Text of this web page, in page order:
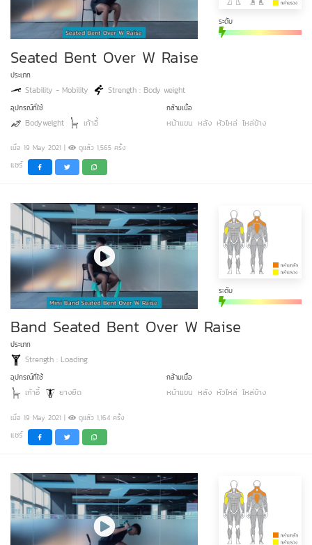
ระดับ
Seated Bent Over W Raise
ประเภท
Stability - Mobility Strength : Body weight
อุปกรณ์ที่ใช้
Bodyweight เก้าอี้
กล้ามเนื้อ
หน้าแขน หลัง หัวไหล่ ไหล่ข้าง
เมื่อ 19 May 2021 | ดูแล้ว 1,565 ครั้ง
แชร์
ระดับ
Band Seated Bent Over W Raise
ประเภท
Strength : Loading
อุปกรณ์ที่ใช้
เก้าอี้ ยางยืด
กล้ามเนื้อ
หน้าแขน หลัง หัวไหล่ ไหล่ข้าง
เมื่อ 19 May 2021 | ดูแล้ว 1,164 ครั้ง
แชร์